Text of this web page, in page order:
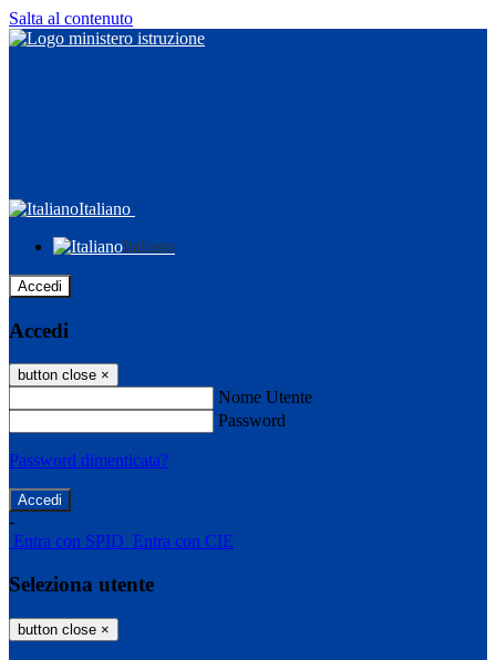
Salta al contenuto
Italiano
Italiano
Accedi
Accedi
button close ×
Nome Utente
Password
Password dimenticata?
-
Entra con SPID Entra con CIE
Seleziona utente
button close ×